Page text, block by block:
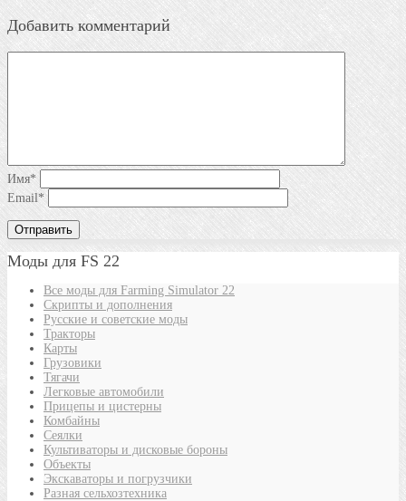
Добавить комментарий
Имя*
Email*
Моды для FS 22
Все моды для Farming Simulator 22
Скрипты и дополнения
Русские и советские моды
Тракторы
Карты
Грузовики
Тягачи
Легковые автомобили
Прицепы и цистерны
Комбайны
Сеялки
Культиваторы и дисковые бороны
Объекты
Экскаваторы и погрузчики
Разная сельхозтехника